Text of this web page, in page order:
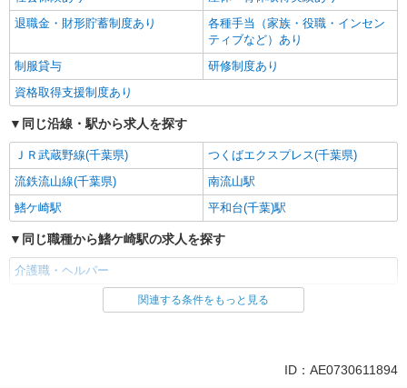
退職金・財形貯蓄制度あり
各種手当（家族・役職・インセン
ティブなど）あり
制服貸与
研修制度あり
資格取得支援制度あり
同じ沿線・駅から求人を探す
ＪＲ武蔵野線(千葉県)
つくばエクスプレス(千葉県)
流鉄流山線(千葉県)
南流山駅
鰭ケ崎駅
平和台(千葉)駅
同じ職種から鰭ケ崎駅の求人を探す
介護職・ヘルパー
同じ雇用形態から鰭ケ崎駅の求人を探す
関連する条件をもっと見る
ID：AE0730611894